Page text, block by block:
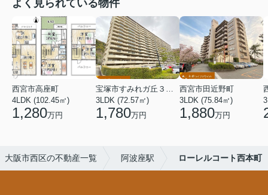
よく見られている物件
西宮市高座町
4LDK (102.45㎡)
1,280万円
宝塚市すみれガ丘３丁目
3LDK (72.57㎡)
1,780万円
西宮市田近野町
3LDK (75.84㎡)
1,880万円
大阪市西区の不動産一覧 阿波座駅 ローレルコート西本町